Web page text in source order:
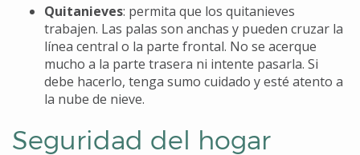
Quitanieves: permita que los quitanieves
trabajen. Las palas son anchas y pueden cruzar la
línea central o la parte frontal. No se acerque
mucho a la parte trasera ni intente pasarla. Si
debe hacerlo, tenga sumo cuidado y esté atento a
la nube de nieve.
Seguridad del hogar